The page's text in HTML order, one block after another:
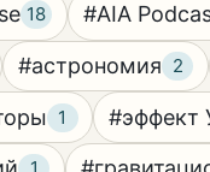
18 #AIA
#астрономия 2
1 #эффект